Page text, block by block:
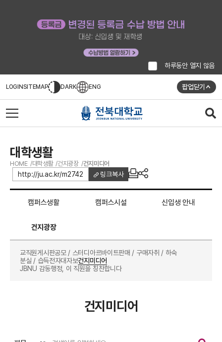
하루동안 열지 않음
LOGINSITEMAP DARK ENG 팝업닫기
대학생활
HOME 대학생활 건지광장 건지미디어
http://ju.ac.kr/m2742 링크복사
캠퍼스생활 캠퍼스시설 신입생 안내
건지광장
교직원게시판공모 / 스터디 아르바이트판매 / 구매자취 / 하숙
분실 / 습득전자대자보건지미디어
JBNU 감동행정, 이 직원을 칭찬합니다
건지미디어